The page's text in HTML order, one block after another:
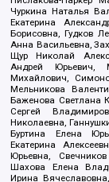
Чуркина Наталья
Екатерина
Борисовна, Гудков
Анна Васильевна,
Щур Николай
Андрей Юрьевич,
Михайлович,
Мельникова
Баженова Светлана
Сергей
Николаевна,
Буртина Елена
Екатерина
Юрьевна,
Шахова Елена
Ирина